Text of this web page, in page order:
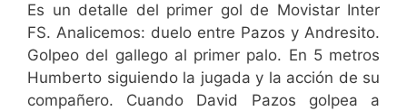
Es un detalle del primer gol de Movistar Inter
FS. Analicemos: duelo entre Pazos y Andresito.
Golpeo del gallego al primer palo. En 5 metros
Humberto siguiendo la jugada y la acción de su
compañero. Cuando David Pazos golpea a